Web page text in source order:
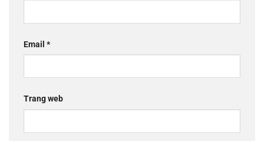
Email *
Trang web